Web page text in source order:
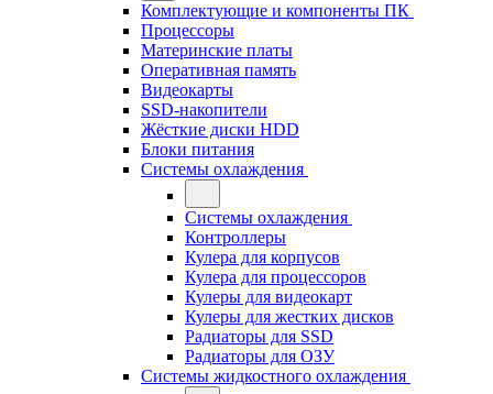
Комплектующие и компоненты ПК
Процессоры
Материнские платы
Оперативная память
Видеокарты
SSD-накопители
Жёсткие диски HDD
Блоки питания
Системы охлаждения
Системы охлаждения
Контроллеры
Кулера для корпусов
Кулера для процессоров
Кулеры для видеокарт
Кулеры для жестких дисков
Радиаторы для SSD
Радиаторы для ОЗУ
Системы жидкостного охлаждения